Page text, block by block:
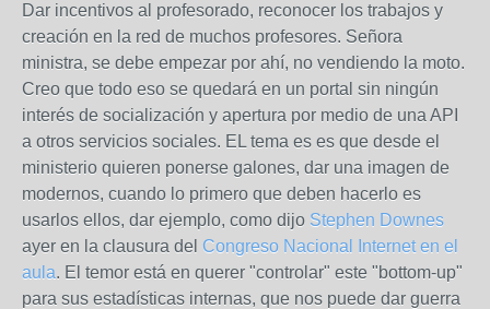
Dar incentivos al profesorado, reconocer los trabajos y
creación en la red de muchos profesores. Señora
ministra, se debe empezar por ahí, no vendiendo la moto.
Creo que todo eso se quedará en un portal sin ningún
interés de socialización y apertura por medio de una API
a otros servicios sociales. EL tema es es que desde el
ministerio quieren ponerse galones, dar una imagen de
modernos, cuando lo primero que deben hacerlo es
usarlos ellos, dar ejemplo, como dijo Stephen Downes
ayer en la clausura del Congreso Nacional Internet en el
aula. El temor está en querer "controlar" este "bottom-up"
para sus estadísticas internas, que nos puede dar guerra